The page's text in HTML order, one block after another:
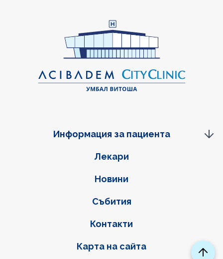
Фуутер навигация
Лекари
Новини
Събития
Контакти
Карта на сайта
Информация за пациента